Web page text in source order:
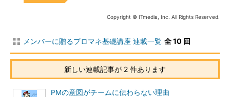
Copyright © ITmedia, Inc. All Rights Reserved.
メンバーに贈るプロマネ基礎講座 連載一覧 全 10 回
新しい連載記事が 2 件あります
PMの意図がチームに伝わらない理由